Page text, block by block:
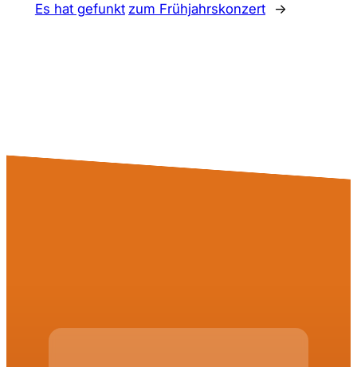
Es hat gefunkt zum Frühjahrskonzert
→